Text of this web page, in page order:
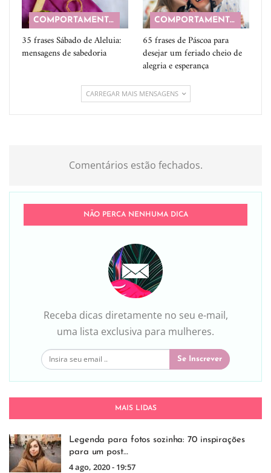
COMPORTAMENTO
35 frases Sábado de Aleluia:
mensagens de sabedoria
COMPORTAMENTO
65 frases de Páscoa para
desejar um feriado cheio de
alegria e esperança
CARREGAR MAIS MENSAGENS
Comentários estão fechados.
NÃO PERCA NENHUMA DICA
Receba dicas diretamente no seu e-mail,
uma lista exclusiva para mulheres.
Se Inscrever
MAIS LIDAS
Legenda para fotos sozinha: 70 inspirações
para um post…
4 ago, 2020 - 19:57